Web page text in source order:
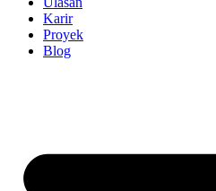
Karir
Proyek
Blog